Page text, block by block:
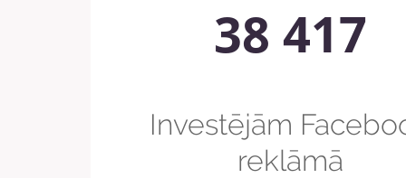
38 417
Investējām
reklāmā